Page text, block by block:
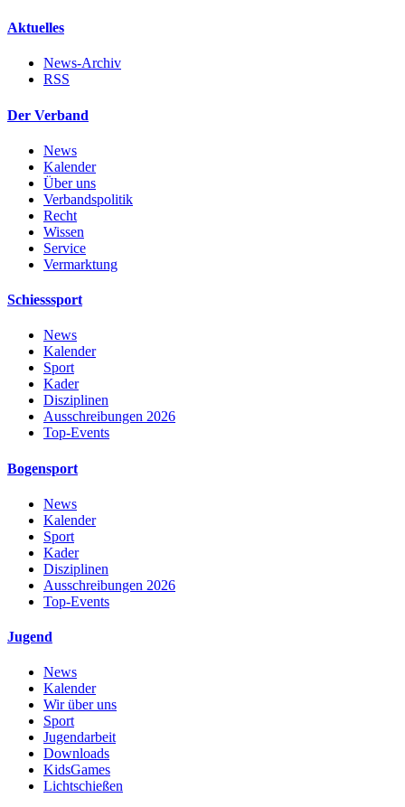
Aktuelles
News-Archiv
RSS
Der Verband
News
Kalender
Über uns
Verbandspolitik
Recht
Wissen
Service
Vermarktung
Schiesssport
News
Kalender
Sport
Kader
Disziplinen
Ausschreibungen 2026
Top-Events
Bogensport
News
Kalender
Sport
Kader
Disziplinen
Ausschreibungen 2026
Top-Events
Jugend
News
Kalender
Wir über uns
Sport
Jugendarbeit
Downloads
KidsGames
Lichtschießen